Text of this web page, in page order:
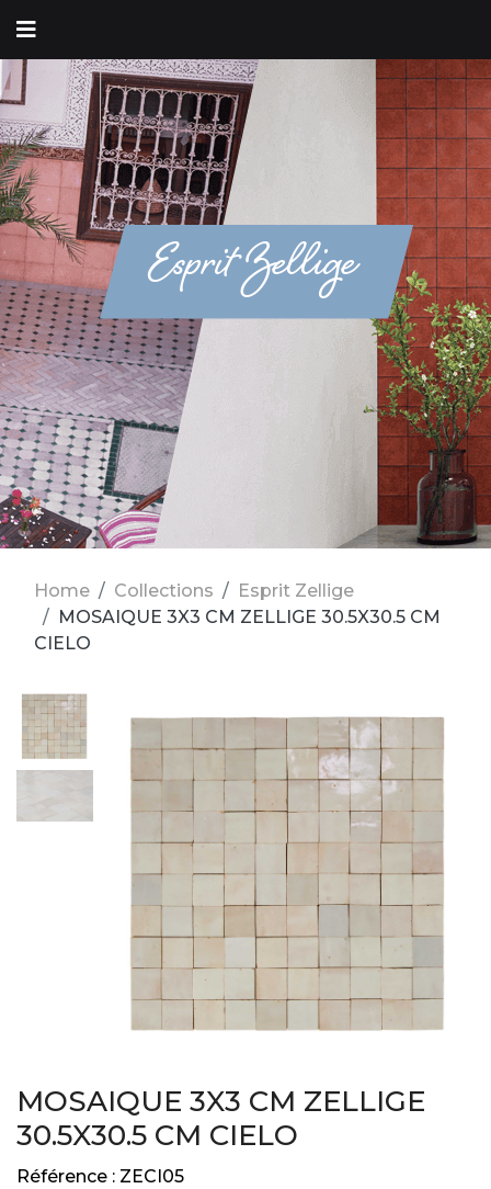
Esprit Zellige
Home Collections
Esprit Zellige
MOSAIQUE 3X3 CM ZELLIGE 30.5X30.5 CM
CIELO
MOSAIQUE 3X3 CM ZELLIGE
30.5X30.5 CM CIELO
Référence : ZECI05